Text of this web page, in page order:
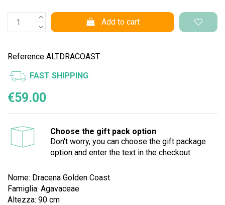
Add to cart
Reference ALTDRACOAST
FAST SHIPPING
€59.00
Choose the gift pack option
Don't worry, you can choose the gift package
option and enter the text in the checkout
Nome: Dracena Golden Coast
Famiglia: Agavaceae
Altezza: 90 cm